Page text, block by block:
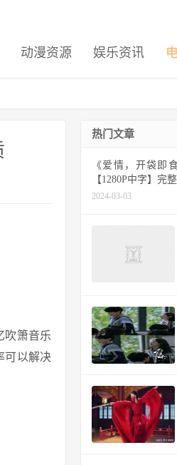
动漫资源 娱乐资讯
吹箫音乐
可以解决
热门文章
《爱情，开袋即
【1280P中字】完
2024-03-03